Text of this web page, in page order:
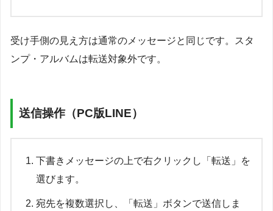
受け手側の見え方は通常のメッセージと同じです。スタ
ンプ・アルバムは転送対象外です。
送信操作（PC版LINE）
下書きメッセージの上で右クリックし「転送」を
選びます。
宛先を複数選択し、「転送」ボタンで送信しま